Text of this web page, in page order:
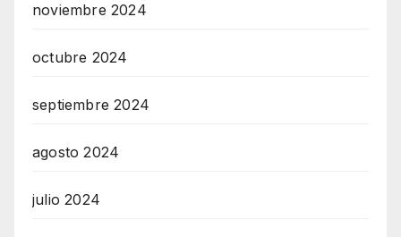
noviembre 2024
octubre 2024
septiembre 2024
agosto 2024
julio 2024